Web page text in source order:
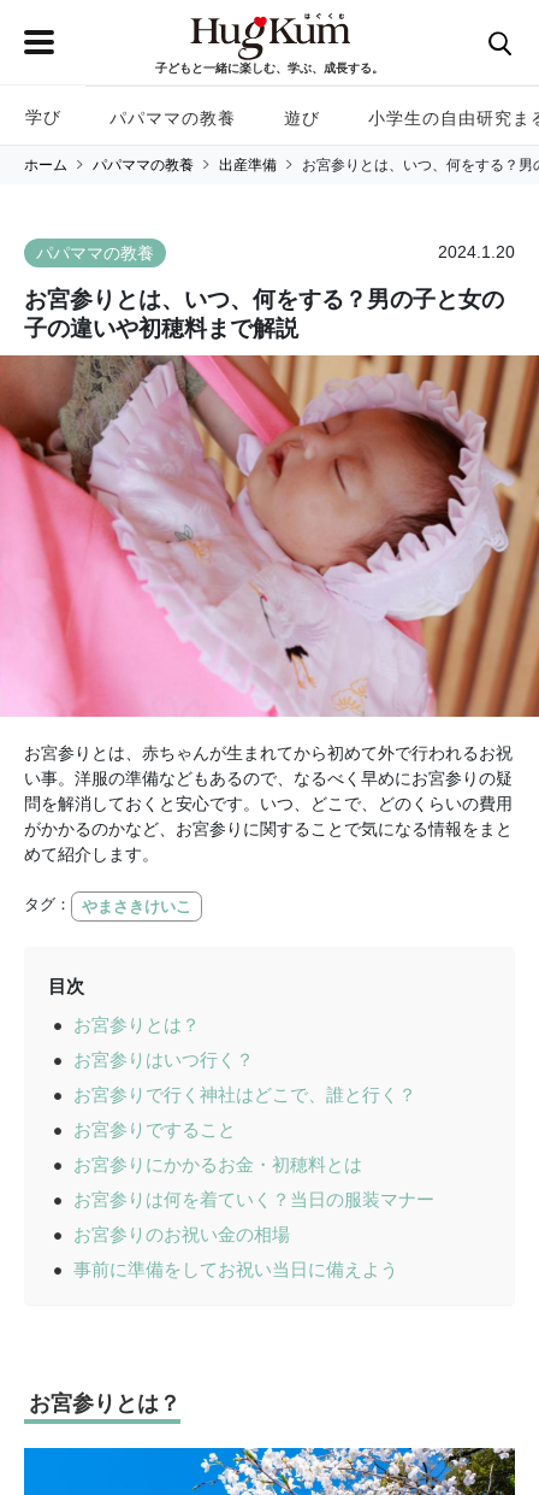
子どもと一緒に楽しむ、学ぶ、成長する。
学び パパママの教養 遊び 小学生の自由研究ま
ホーム パパママの教養 出産準備 お宮参りとは、いつ、何をする？
パパママの教養 2024.1.20
お宮参りとは、いつ、何をする？男の子と女の
子の違いや初穂料まで解説
お宮参りとは、赤ちゃんが生まれてから初めて外で行われるお祝
い事。洋服の準備などもあるので、なるべく早めにお宮参りの疑
問を解消しておくと安心です。いつ、どこで、どのくらいの費用
がかかるのかなど、お宮参りに関することで気になる情報をまと
めて紹介します。
タグ： やまさきけいこ
目次
お宮参りとは？
お宮参りはいつ行く？
お宮参りで行く神社はどこで、誰と行く？
お宮参りですること
お宮参りにかかるお金・初穂料とは
お宮参りは何を着ていく？当日の服装マナー
お宮参りのお祝い金の相場
事前に準備をしてお祝い当日に備えよう
お宮参りとは？